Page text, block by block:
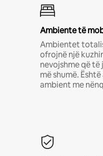
Ambiente të
Ambientet
ofrojnë një
nevojshme që të
më shumë.
ambient me